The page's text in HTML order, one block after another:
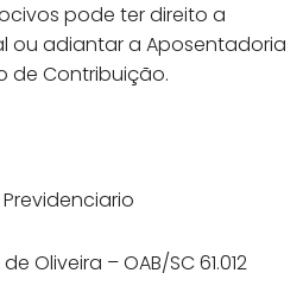
pode ter direito a
ou adiantar a Aposentadoria
de Contribuição.
Oliveira – OAB/SC 61.012